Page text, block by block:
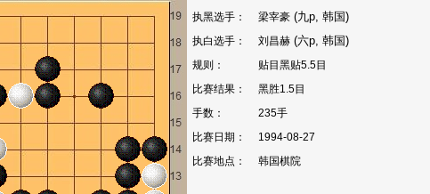
执黑选手：
梁宰豪 (九p, 韩国)
执白选手： 刘昌赫 (六p, 韩国)
规则：
贴目黑贴5.5目
比赛结果：
黑胜1.5目
手数：
235手
比赛日期：
1994-08-27
比赛地点：
韩国棋院